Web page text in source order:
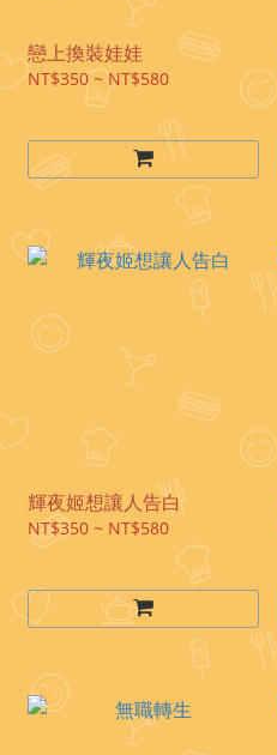
戀上換裝娃娃
NT$350 ~ NT$580
輝夜姬想讓人告白
NT$350 ~ NT$580